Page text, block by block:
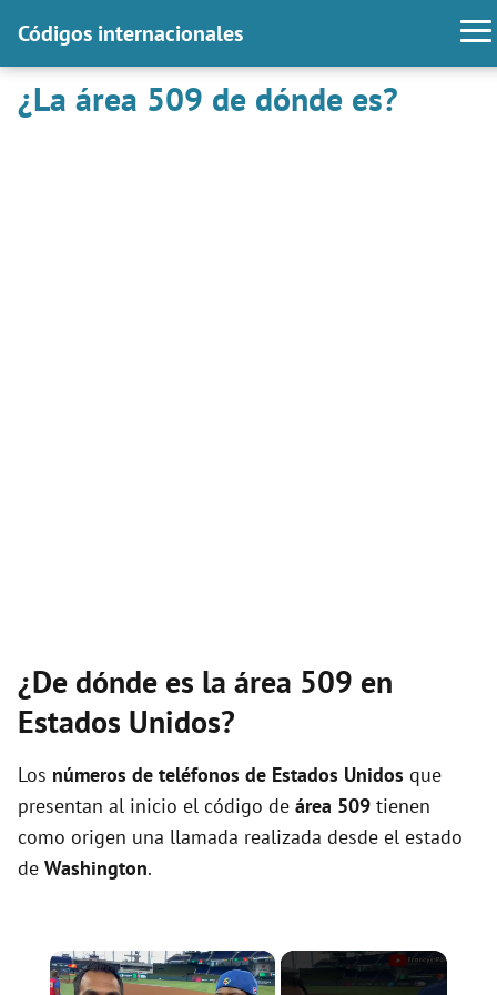
Códigos internacionales
¿La área 509 de dónde es?
¿De dónde es la área 509 en
Estados Unidos?
Los números de teléfonos de Estados Unidos que
presentan al inicio el código de área 509 tienen
como origen una llamada realizada desde el estado
de Washington.
×